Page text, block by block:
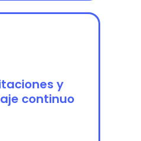
y
continuo
y
continuo